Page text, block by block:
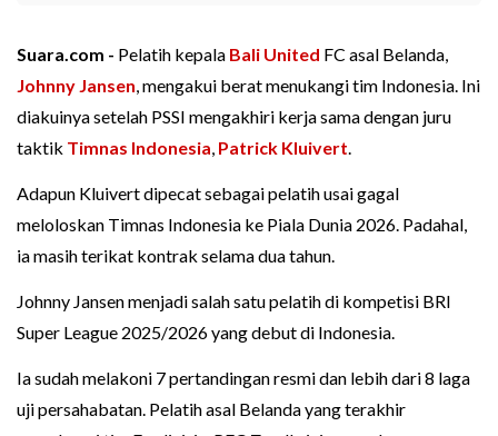
Suara.com - Pelatih kepala Bali United FC asal Belanda,
Johnny Jansen, mengakui berat menukangi tim Indonesia. Ini
diakuinya setelah PSSI mengakhiri kerja sama dengan juru
taktik Timnas Indonesia, Patrick Kluivert.
Adapun Kluivert dipecat sebagai pelatih usai gagal
meloloskan Timnas Indonesia ke Piala Dunia 2026. Padahal,
ia masih terikat kontrak selama dua tahun.
Johnny Jansen menjadi salah satu pelatih di kompetisi BRI
Super League 2025/2026 yang debut di Indonesia.
Ia sudah melakoni 7 pertandingan resmi dan lebih dari 8 laga
uji persahabatan. Pelatih asal Belanda yang terakhir